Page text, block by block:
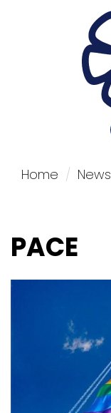
Home News
PACE